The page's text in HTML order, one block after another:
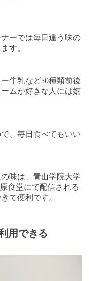
ーでは毎日違う味の
す。
牛乳など30種類前後
ムが好きな人には嬉
、毎日食べてもいい
味は、青山学院大学
食堂にて配信される
て便利です。
用できる